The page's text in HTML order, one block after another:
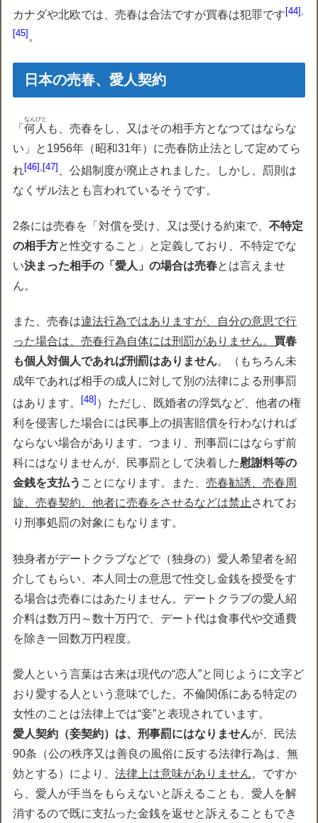
カナダや北欧では、売春は合法ですが買春は犯罪です 44 ,
45 。
日本の売春、愛人契約
「何人
なんぴと
も、売春をし、又はその相手方となつてはならな
い」と1956年（昭和31年）に売春防止法として定めてら
れ 46 47
、公娼制度が廃止されました。しかし、罰則は
なくザル法とも言われているそうです。
2条には売春を「対償を受け、又は受ける約束で、不特定
の相手方と性交すること」と定義しており、不特定でな
い決まった相手の「愛人」の場合は売春とは言えませ
ん。
また、売春は違法行為ではありますが、自分の意思で行
った場合は、売春行為自体には刑罰がありません。 買春
も個人対個人であれば刑罰はありません。（もちろん未
成年であれば相手の成人に対して別の法律による刑事罰
はあります。
48 ）ただし、既婚者の浮気など、他者の権
利を侵害した場合には民事上の損害賠償を行わなければ
ならない場合があります。つまり、刑事罰にはならず前
科にはなりませんが、民事罰として決着した慰謝料等の
金銭を支払う ことになります。また、売春勧誘、売春周
旋、売春契約、他者に売春をさせるなどは禁止 されてお
り刑事処罰の対象にもなります。
独身者がデートクラブなどで（独身の）愛人希望者を紹
介してもらい、本人同士の意思で性交し金銭を授受をす
る場合は売春にはあたりません。デートクラブの愛人紹
介料は数万円～数十万円で、デート代は食事代や交通費
を除き一回数万円程度。
愛人という言葉は古来は現代の“恋人”と同じように文字ど
おり愛する人という意味でした。不倫関係にある特定の
女性のことは法律上では“妾”と表現されています。
愛人契約（妾契約）は、刑事罰にはなりませんが、民法
90条（公の秩序又は善良の風俗に反する法律行為は、無
効とする）により、法律上は意味がありません。ですか
ら、愛人が手当をもらえないと訴えることも、愛人を解
消するので既に支払った金銭を返せと訴えることもでき